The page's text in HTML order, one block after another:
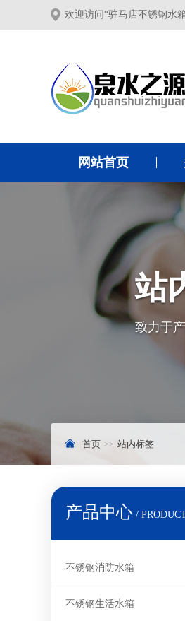
欢迎访问“驻马店不锈钢水
网站首页
站
致力于
首页 站内标签
产品中心 /
不锈钢消防水箱
不锈钢生活水箱